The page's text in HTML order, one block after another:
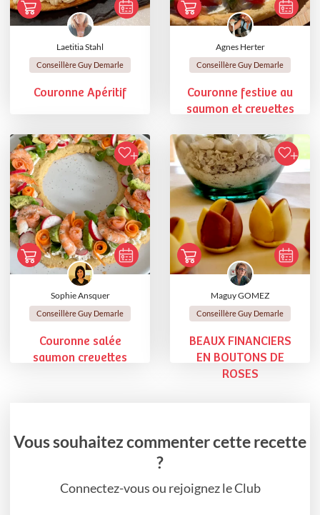
Laetitia Stahl
Conseillère Guy Demarle
Couronne Apéritif
Agnes Herter
Conseillère Guy Demarle
Couronne festive au
saumon et crevettes
Sophie Ansquer
Conseillère Guy Demarle
Couronne salée
saumon crevettes
Maguy GOMEZ
Conseillère Guy Demarle
BEAUX FINANCIERS
EN BOUTONS DE
ROSES
Vous souhaitez commenter cette recette
?
Connectez-vous ou rejoignez le Club